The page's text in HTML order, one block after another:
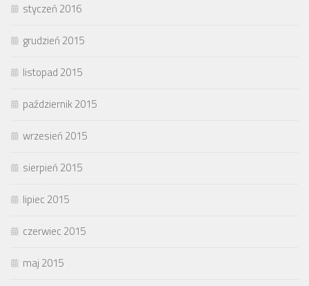
styczeń 2016
grudzień 2015
listopad 2015
październik 2015
wrzesień 2015
sierpień 2015
lipiec 2015
czerwiec 2015
maj 2015